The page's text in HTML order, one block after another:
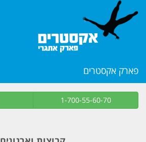
פארק אקסטרים
1-700-55-60-70